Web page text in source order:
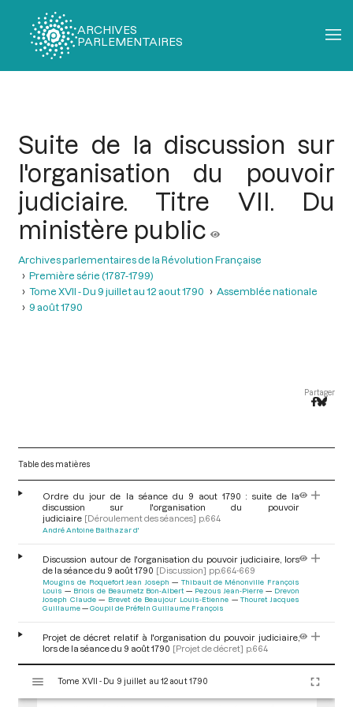
ARCHIVES
PARLEMENTAIRES
Suite de la discussion sur
l'organisation du pouvoir
judiciaire. Titre VII. Du
ministère public
Archives parlementaires de la Révolution Française
Première série (1787-1799)
Tome XVII - Du 9 juillet au 12 aout 1790
Assemblée nationale
9 août 1790
Partager
Table des matières
Ordre du jour de la séance du 9 aout 1790 : suite de la
discussion sur l'organisation du pouvoir
judiciaire [Déroulement des séances] p.664
André Antoine Balthazar d'
Discussion autour de l'organisation du pouvoir judiciaire, lors
de la séance du 9 août 1790 [Discussion] pp.664-669
Mougins de Roquefort Jean Joseph
Thibault de Ménonville François
Louis
Briois de Beaumetz Bon-Albert Pezous Jean-Pierre
Drevon
Joseph Claude
Brevet de Beaujour Louis-Etienne
Thouret Jacques
Guillaume
Goupil de Préfeln Guillaume François
Projet de décret relatif à l'organisation du pouvoir judiciaire,
lors de la séance du 9 août 1790 [Projet de décret] p.664
s
Tome XVII - Du 9 juillet au 12 aout 1790